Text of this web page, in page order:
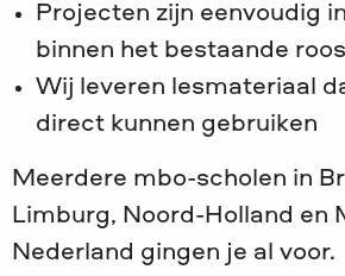
Projecten zijn eenvoudig
binnen het bestaande
Wij leveren lesmateriaal
direct kunnen gebruiken
Meerdere mbo-scholen in
Limburg, Noord-Holland en
Nederland gingen je al voor.